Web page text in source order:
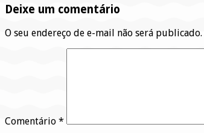
Deixe um comentário
O seu endereço de e-mail não será publicado.
Comentário *